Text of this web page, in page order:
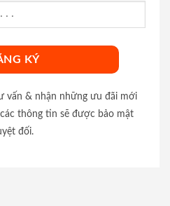
vấn & nhận những ưu đãi mới
thông tin sẽ được bảo mật
đối.